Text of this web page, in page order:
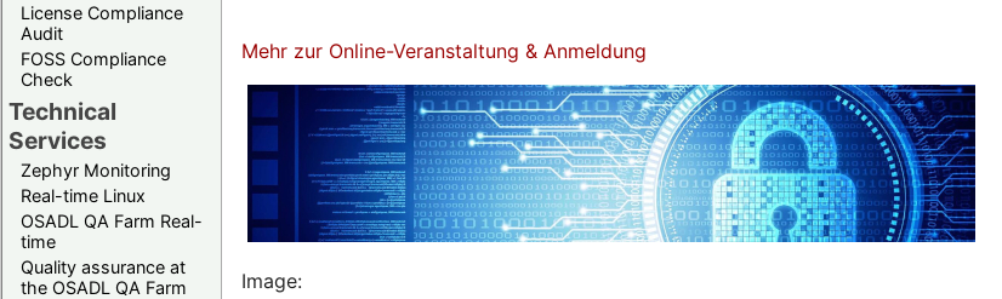
License Compliance
Audit
FOSS Compliance
Check
Technical
Services
Zephyr Monitoring
Real-time Linux
OSADL QA Farm Real-
time
Quality assurance at
the OSADL QA Farm
Mehr zur Online-Veranstaltung & Anmeldung
Image: